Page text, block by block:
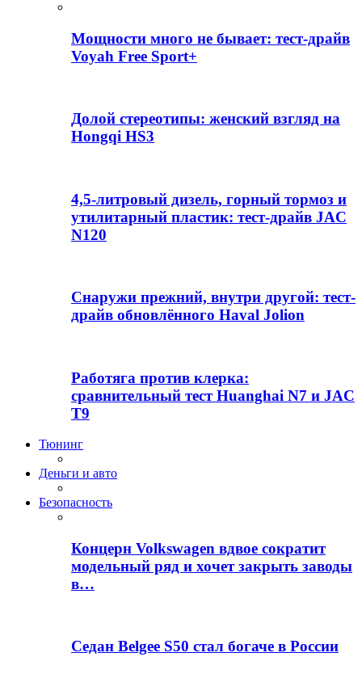
Мощности много не бывает: тест-драйв
Voyah Free Sport+
Долой стереотипы: женский взгляд на
Hongqi HS3
4,5-литровый дизель, горный тормоз и
утилитарный пластик: тест-драйв JAC
N120
Снаружи прежний, внутри другой: тест-
драйв обновлённого Haval Jolion
Работяга против клерка:
сравнительный тест Huanghai N7 и JAC
T9
Тюнинг
Деньги и авто
Безопасность
Концерн Volkswagen вдвое сократит
модельный ряд и хочет закрыть заводы
в…
Седан Belgee S50 стал богаче в России